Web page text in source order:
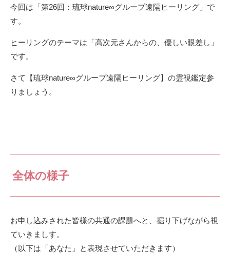
今回は「第26回：琉球nature∞グループ遠隔ヒーリング」で
す。
ヒーリングのテーマは「高次元さんからの、優しい眼差し」
です。
さて【琉球nature∞グループ遠隔ヒーリング】の霊視鑑定参
りましょう。
全体の様子
お申し込みされた皆様の共通の課題へと、掘り下げながら視
ていきましす。
（以下は「あなた」と表現させていただきます）